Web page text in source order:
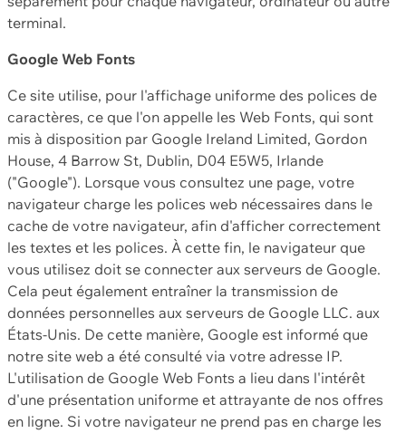
terminal.
Google Web Fonts
Ce site utilise, pour l'affichage uniforme des polices de
caractères, ce que l'on appelle les Web Fonts, qui sont
mis à disposition par Google Ireland Limited, Gordon
House, 4 Barrow St, Dublin, D04 E5W5, Irlande
("Google"). Lorsque vous consultez une page, votre
navigateur charge les polices web nécessaires dans le
cache de votre navigateur, afin d'afficher correctement
les textes et les polices. À cette fin, le navigateur que
vous utilisez doit se connecter aux serveurs de Google.
Cela peut également entraîner la transmission de
données personnelles aux serveurs de Google LLC. aux
États-Unis. De cette manière, Google est informé que
notre site web a été consulté via votre adresse IP.
L'utilisation de Google Web Fonts a lieu dans l'intérêt
d'une présentation uniforme et attrayante de nos offres
en ligne. Si votre navigateur ne prend pas en charge les